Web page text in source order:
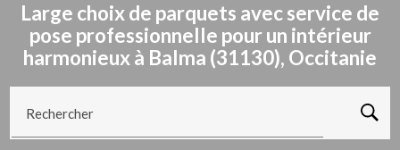
Large choix de parquets avec service de
pose professionnelle pour un intérieur
harmonieux à Balma (31130), Occitanie
Rechercher